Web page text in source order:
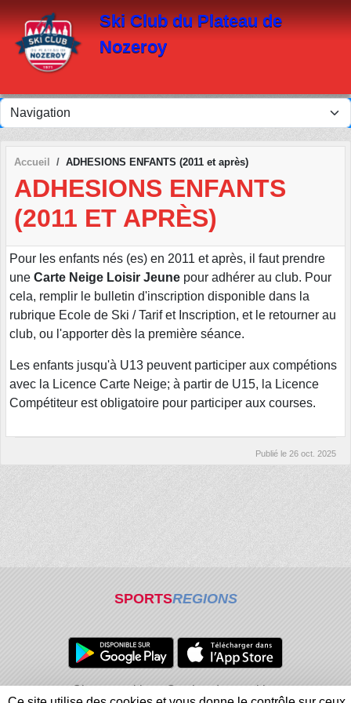
Ski Club du Plateau de
Nozeroy
Accueil ADHESIONS ENFANTS (2011 et après)
ADHESIONS ENFANTS
(2011 ET APRÈS)
Pour les enfants nés (es) en 2011 et après, il faut prendre
une Carte Neige Loisir Jeune pour adhérer au club. Pour
cela, remplir le bulletin d'inscription disponible dans la
rubrique Ecole de Ski / Tarif et Inscription, et le retourner au
club, ou l'apporter dès la première séance.
Les enfants jusqu'à U13 peuvent participer aux compétions
avec la Licence Carte Neige; à partir de U15, la Licence
Compétiteur est obligatoire pour participer aux courses.
Publié le 26 oct. 2025
SPORTSREGIONS
Charte cookies
Gestion des cookies